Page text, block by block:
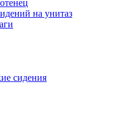
на унитаз
сидения